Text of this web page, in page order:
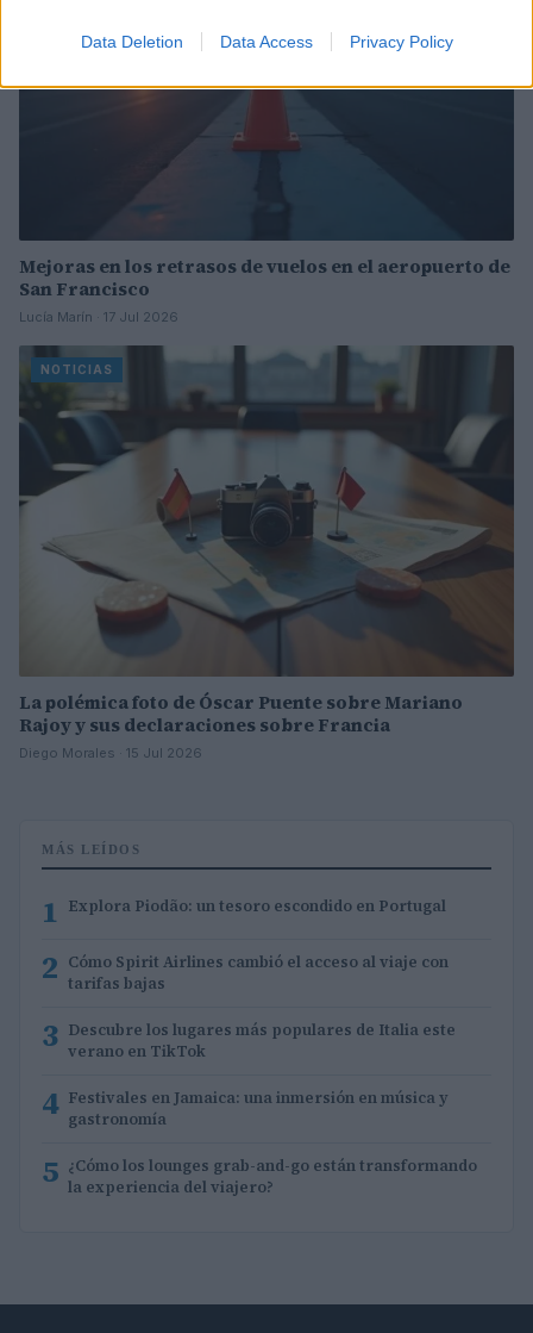
Data Deletion Data Access Privacy Policy
Mejoras en los retrasos de vuelos en el aeropuerto de
San Francisco
Lucía Marín · 17 Jul 2026
NOTICIAS
La polémica foto de Óscar Puente sobre Mariano
Rajoy y sus declaraciones sobre Francia
Diego Morales · 15 Jul 2026
MÁS LEÍDOS
1 Explora Piodão: un tesoro escondido en Portugal
2 Cómo Spirit Airlines cambió el acceso al viaje con
tarifas bajas
3 Descubre los lugares más populares de Italia este
verano en TikTok
4 Festivales en Jamaica: una inmersión en música y
gastronomía
5 ¿Cómo los lounges grab-and-go están transformando
la experiencia del viajero?